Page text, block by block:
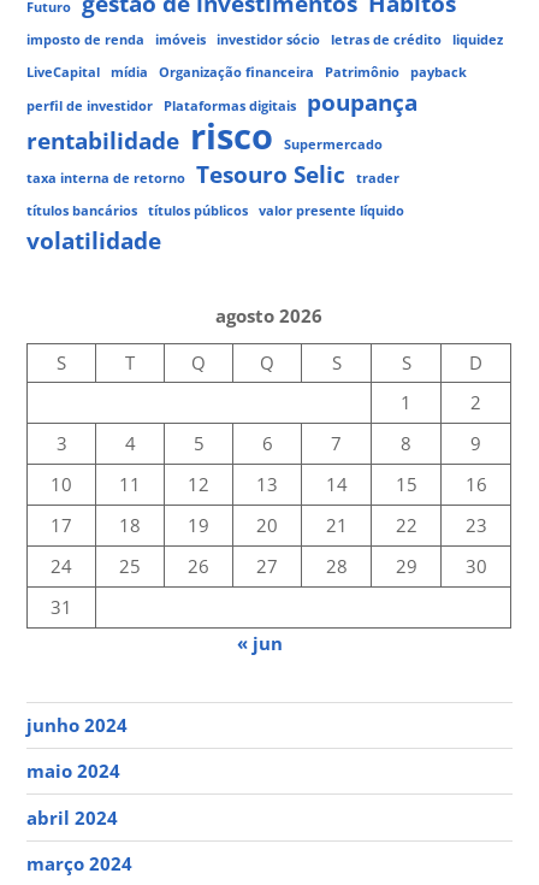
Futuro
imposto de renda imóveis investidor sócio letras de crédito
liquidez
LiveCapital
mídia Organização financeira Patrimônio
payback
perfil de investidor
Plataformas digitais
poupança
rentabilidade risco
Supermercado
taxa interna de retorno
Tesouro Selic
trader
títulos bancários
títulos públicos valor presente líquido
volatilidade
agosto 2026
S
T Q Q S S
D
1
2
3
4 5 6 7 8
9
10
11 12 13 14 15
16
17
18 19 20 21 22
23
24
25 26 27 28 29
30
31
« jun
junho 2024
maio 2024
abril 2024
março 2024